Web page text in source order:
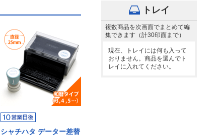
シャチハタ データー差替
トレイ
複数商品を次画面でまとめて編
集できます（計30印面まで）
現在、トレイには何も入って
おりません。商品を選んでト
レイに入れてください。